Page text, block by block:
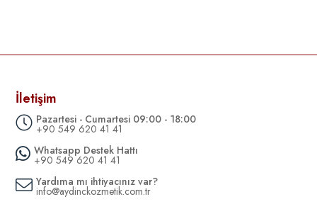
İletişim
Pazartesi - Cumartesi 09:00 - 18:00
+90 549 620 41 41
Whatsapp Destek Hattı
+90 549 620 41 41
Yardıma mı ihtiyacınız var?
info@aydinckozmetik.com.tr